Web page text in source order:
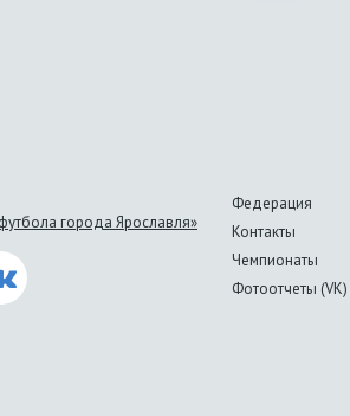
города Ярославля»
Федерация
Контакты
Чемпионаты
Фотоотчеты (VK)